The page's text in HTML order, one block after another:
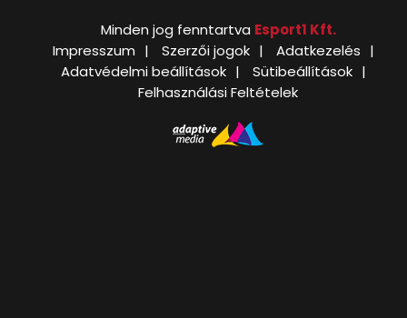
Minden jog fenntartva Esport1 Kft.
Impresszum
Szerzői jogok
Adatkezelés
Adatvédelmi beállítások
Sütibeállítások
Felhasználási Feltételek